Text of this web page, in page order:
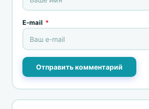
E-mail *
Отправить комментарий